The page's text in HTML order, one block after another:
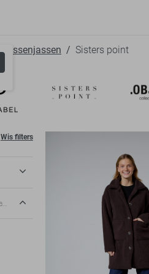
Tussenjassen Sisters point
Wis filters